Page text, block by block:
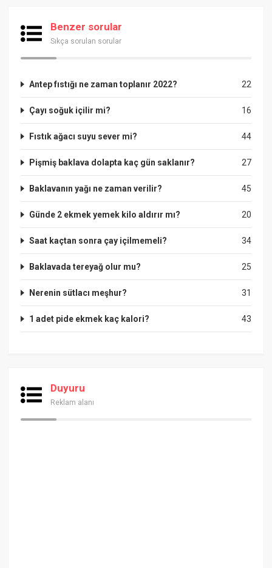
Benzer sorular
Sıkça sorulan sorular
22
Antep fıstığı ne zaman toplanır 2022?
16
Çayı soğuk içilir mi?
44
Fıstık ağacı suyu sever mi?
27
Pişmiş baklava dolapta kaç gün saklanır?
45
Baklavanın yağı ne zaman verilir?
20
Günde 2 ekmek yemek kilo aldırır mı?
34
Saat kaçtan sonra çay içilmemeli?
25
Baklavada tereyağ olur mu?
31
Nerenin sütlacı meşhur?
43
1 adet pide ekmek kaç kalori?
Duyuru
Reklam alanı